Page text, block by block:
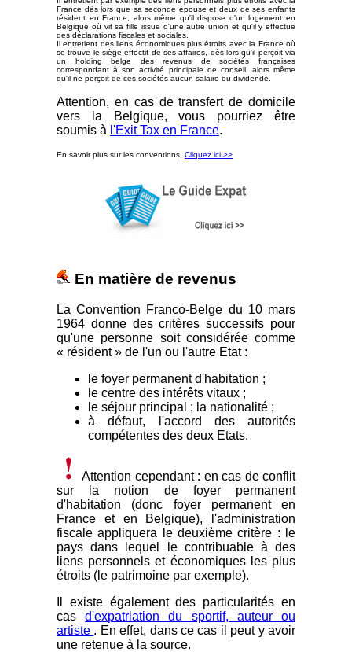
France dès lors que sa seconde épouse et deux de ses enfants
résident en France, alors même qu'il dispose d'un logement en
Belgique où vit sa fille issue d'une autre union et qu'il y effectue
des déclarations fiscales et sociales.
Il entretient des liens économiques plus étroits avec la France où
se trouve le siège effectif de ses affaires, dès lors qu'il perçoit via
un holding belge des revenus de sociétés françaises
correspondant à son activité principale de conseil, alors même
qu'il ne perçoit de ces sociétés aucun salaire ou dividende.
Attention, en cas de transfert de domicile
vers la Belgique, vous pourriez être
soumis à l'Exit Tax en France.
En savoir plus sur les conventions, Cliquez ici >>
En matière de revenus
La Convention Franco-Belge du 10 mars
1964 donne des critères successifs pour
qu'une personne soit considérée comme
« résident » de l'un ou l'autre Etat :
le foyer permanent d'habitation ;
le centre des intérêts vitaux ;
le séjour principal ; la nationalité ;
à défaut, l'accord des autorités
compétentes des deux Etats.
Attention cependant : en cas de conflit
sur la notion de foyer permanent
d'habitation (donc foyer permanent en
France et en Belgique), l'administration
fiscale appliquera le deuxième critère : le
pays dans lequel le contribuable à des
liens personnels et économiques les plus
étroits (le patrimoine par exemple).
Il existe également des particularités en
casd'expatriation du sportif, auteur ou
artiste . En effet, dans ce cas il peut y avoir
une retenue à la source.